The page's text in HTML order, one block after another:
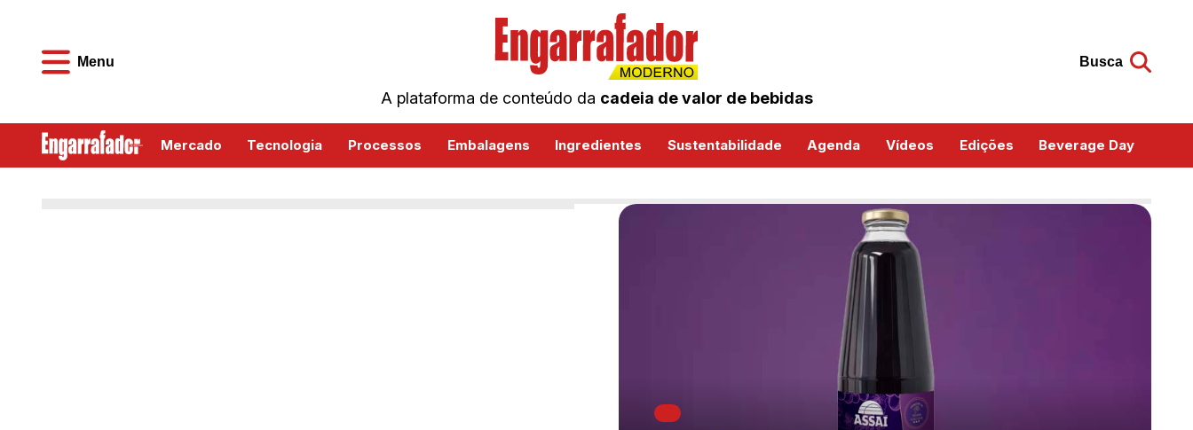
Menu
A plataforma de conteúdo da cadeia de valor de bebidas
Busca
Mercado Tecnologia Processos Embalagens Ingredientes Sustentabilidade Agenda Vídeos Edições Beverage Day